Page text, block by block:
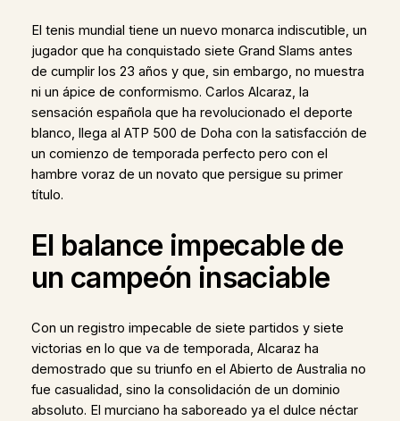
El tenis mundial tiene un nuevo monarca indiscutible, un
jugador que ha conquistado siete Grand Slams antes
de cumplir los 23 años y que, sin embargo, no muestra
ni un ápice de conformismo. Carlos Alcaraz, la
sensación española que ha revolucionado el deporte
blanco, llega al ATP 500 de Doha con la satisfacción de
un comienzo de temporada perfecto pero con el
hambre voraz de un novato que persigue su primer
título.
El balance impecable de
un campeón insaciable
Con un registro impecable de siete partidos y siete
victorias en lo que va de temporada, Alcaraz ha
demostrado que su triunfo en el Abierto de Australia no
fue casualidad, sino la consolidación de un dominio
absoluto. El murciano ha saboreado ya el dulce néctar